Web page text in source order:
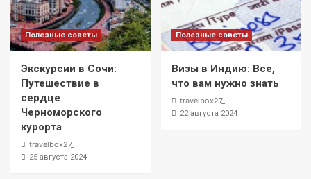
Полезные советы
Экскурсии в Сочи:
Путешествие в
сердце
Черноморского
курорта
travelbox27_
25 августа 2024
Полезные советы
Визы в Индию: Все,
что вам нужно знать
travelbox27_
22 августа 2024